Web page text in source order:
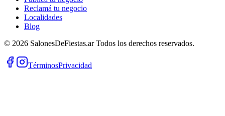
Reclamá tu negocio
Localidades
Blog
© 2026 SalonesDeFiestas.arTodos los derechos reservados.
TérminosPrivacidad